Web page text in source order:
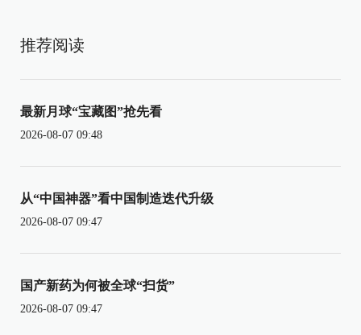
推荐阅读
最新月球“宝藏图”抢先看
2026-08-07 09:48
从“中国神器”看中国制造迭代升级
2026-08-07 09:47
国产新药为何被全球“扫货”
2026-08-07 09:47